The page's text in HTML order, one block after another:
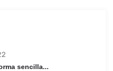
sencilla...